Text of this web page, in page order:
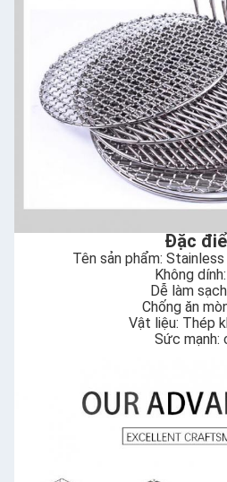
Đặc
Tên sản phẩm:
Không
Dễ làm
Chống ăn
Vật liệu: Thép
Sức mạnh: